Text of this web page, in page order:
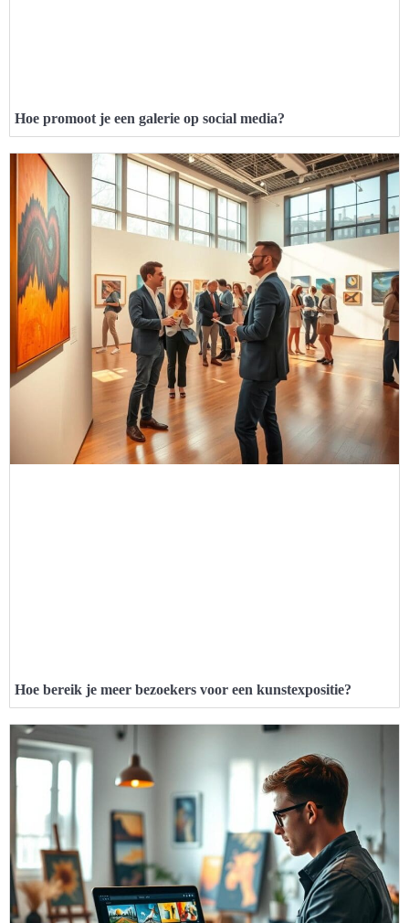
Hoe promoot je een galerie op social media?
Hoe bereik je meer bezoekers voor een kunstexpositie?